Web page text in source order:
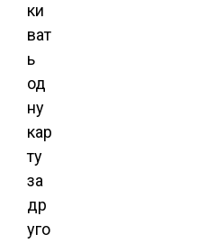
ки
ват
ь
од
ну
кар
ту
за
др
уго